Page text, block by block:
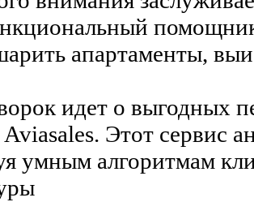
апартаменты,
идет о выгодных
Aviasales. Этот сервис
умным алгоритмам